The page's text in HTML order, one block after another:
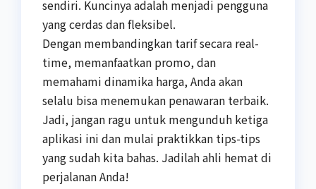
sendiri. Kuncinya adalah menjadi pengguna
yang cerdas dan fleksibel.
Dengan membandingkan tarif secara real-
time, memanfaatkan promo, dan
memahami dinamika harga, Anda akan
selalu bisa menemukan penawaran terbaik.
Jadi, jangan ragu untuk mengunduh ketiga
aplikasi ini dan mulai praktikkan tips-tips
yang sudah kita bahas. Jadilah ahli hemat di
perjalanan Anda!